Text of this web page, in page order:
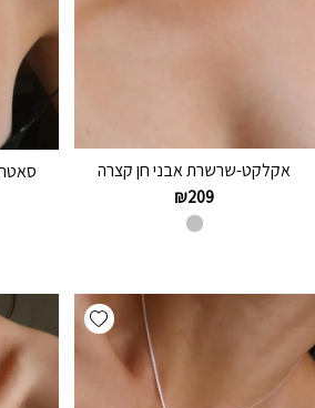
אקלקט-שרשרת אבני חן קצרה
₪209
Add wishlist